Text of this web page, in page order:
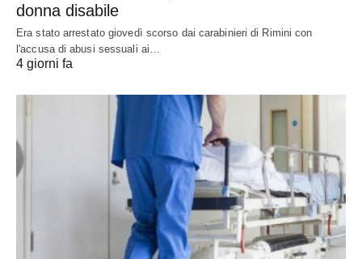
donna disabile
Era stato arrestato giovedì scorso dai carabinieri di Rimini con
l'accusa di abusi sessuali ai…
4 giorni fa